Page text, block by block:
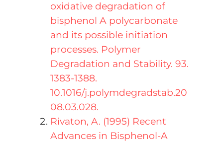
oxidative degradation of
bisphenol A polycarbonate
and its possible initiation
processes. Polymer
Degradation and Stability. 93.
1383-1388.
10.1016/j.polymdegradstab.20
08.03.028.
Rivaton, A. (1995) Recent
Advances in Bisphenol-A